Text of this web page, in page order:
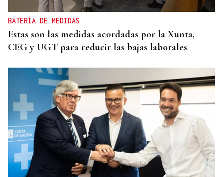
BATERÍA DE MEDIDAS
Estas son las medidas acordadas por la Xunta,
CEG y UGT para reducir las bajas laborales